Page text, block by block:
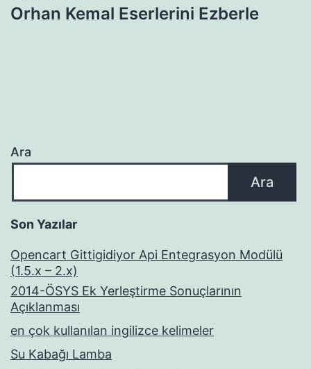
Orhan Kemal Eserlerini Ezberle
Ara
Ara
Son Yazılar
Opencart Gittigidiyor Api Entegrasyon Modülü
(1.5.x – 2.x)
2014-ÖSYS Ek Yerleştirme Sonuçlarının
Açıklanması
en çok kullanılan ingilizce kelimeler
Su Kabağı Lamba